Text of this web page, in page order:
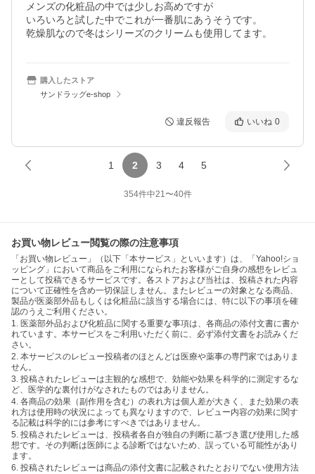
メンズの化粧品の中では少しお高めですが
いろいろと試した中でこれが一番肌にあうそうです。
乾燥肌なので冬はシリーズのクリームも使用してます。
購入したストア
サンドラッグe-shop
違反報告 いいね 0
1 2 3 4 5
354件中21〜40件
お買い物レビュー閲覧の際の注意事項
「お買い物レビュー」（以下「本サービス」といいます）は、「Yahoo!ショ
ッピング」において商品をご利用になられたお客様がご自身の感想をレビュ
ーとして投稿できるサービスです。各ストアおよび当社は、投稿された内容
について正確性を含め一切保証しません。またレビューの対象となる商品、
製品が医薬部外品もしくは化粧品に該当する場合には、特に以下の事項を確
認のうえご利用ください。
1. 医薬部外品および化粧品に関する重要な事項は、各商品の添付文書に書か
れています。本サービスをご利用いただく前に、必ず添付文書をお読みくだ
さい。
2. 本サービスのレビュー投稿者のほとんどは医療や薬事の専門家ではありま
せん。
3. 投稿されたレビューは主観的な感想で、効能や効果を科学的に測定するな
ど、医学的な裏付けがなされたものではありません。
4. 各商品の効果（副作用を含む）の表れ方は個人差が大きく、また効果の表
れ方は使用時の状況によっても異なりますので、レビュー内容の効果に関す
る記載は科学的には参考にすべきではありません。
5. 投稿されたレビューは、投稿者各自が独自の判断に基づき選び使用した感
想です。その判断は医師による診断ではないため、誤っている可能性があり
ます。
6. 投稿されたレビューは商品の添付文書に記載されたとおりでない使用方法